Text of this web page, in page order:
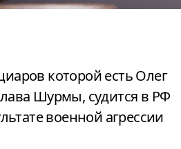
Шурмы, судится в РФ
военной агрессии